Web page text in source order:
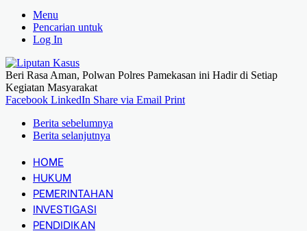
Menu
Pencarian untuk
Log In
Beri Rasa Aman, Polwan Polres Pamekasan ini Hadir di Setiap
Kegiatan Masyarakat
Facebook LinkedIn Share via Email Print
Berita sebelumnya
Berita selanjutnya
HOME
HUKUM
PEMERINTAHAN
INVESTIGASI
PENDIDIKAN